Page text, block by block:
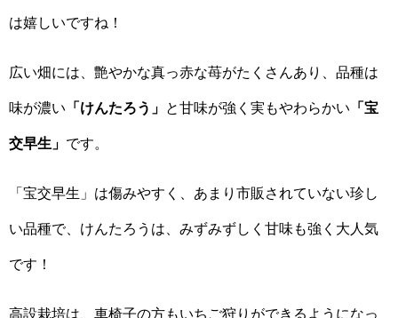
は嬉しいですね！
広い畑には、艶やかな真っ赤な苺がたくさんあり、品種は
味が濃い 「けんたろう」 と甘味が強く実もやわらかい 「宝
交早生」 です。
「宝交早生」は傷みやすく、あまり市販されていない珍し
い品種で、けんたろうは、みずみずしく甘味も強く大人気
です！
高設栽培は、車椅子の方もいちご狩りができるようになっ